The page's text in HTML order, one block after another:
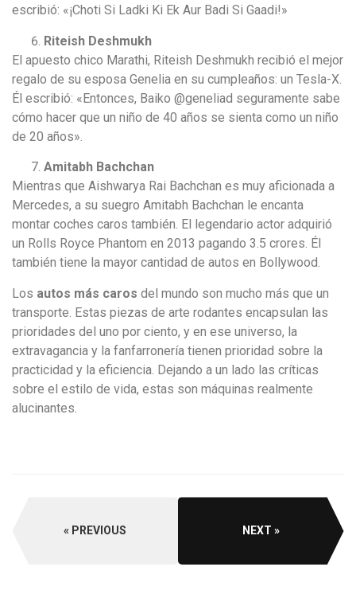
escribió: «¡Choti Si Ladki Ki Ek Aur Badi Si Gaadi!»
Riteish Deshmukh
El apuesto chico Marathi, Riteish Deshmukh recibió el mejor
regalo de su esposa Genelia en su cumpleaños: un Tesla-X.
Él escribió: «Entonces, Baiko @geneliad seguramente sabe
cómo hacer que un niño de 40 años se sienta como un niño
de 20 años».
Amitabh Bachchan
Mientras que Aishwarya Rai Bachchan es muy aficionada a
Mercedes, a su suegro Amitabh Bachchan le encanta
montar coches caros también. El legendario actor adquirió
un Rolls Royce Phantom en 2013 pagando 3.5 crores. Él
también tiene la mayor cantidad de autos en Bollywood.
Los autos más caros del mundo son mucho más que un
transporte. Estas piezas de arte rodantes encapsulan las
prioridades del uno por ciento, y en ese universo, la
extravagancia y la fanfarronería tienen prioridad sobre la
practicidad y la eficiencia. Dejando a un lado las críticas
sobre el estilo de vida, estas son máquinas realmente
alucinantes.
PREVIOUS NEXT